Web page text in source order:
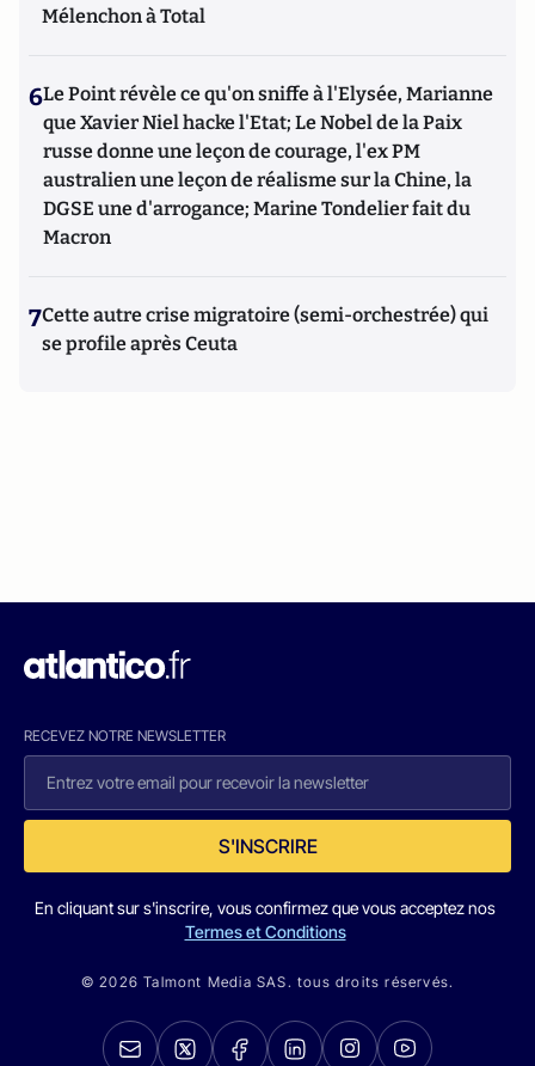
Mélenchon à Total
6Le Point révèle ce qu'on sniffe à l'Elysée, Marianne
que Xavier Niel hacke l'Etat; Le Nobel de la Paix
russe donne une leçon de courage, l'ex PM
australien une leçon de réalisme sur la Chine, la
DGSE une d'arrogance; Marine Tondelier fait du
Macron
7Cette autre crise migratoire (semi-orchestrée) qui
se profile après Ceuta
RECEVEZ NOTRE NEWSLETTER
S'INSCRIRE
En cliquant sur s'inscrire, vous confirmez que vous acceptez nos
Termes et Conditions
© 2026 Talmont Media SAS. tous droits réservés.